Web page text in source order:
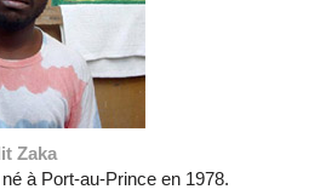
Zaka
à Port-au-Prince en 1978.